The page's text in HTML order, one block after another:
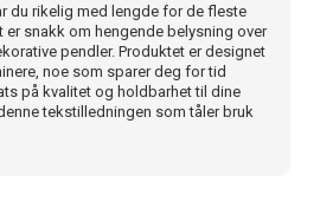
du rikelig med lengde for de fleste
er snakk om hengende belysning over
pendler. Produktet er designet
noe som sparer deg for tid
på kvalitet og holdbarhet til dine
tekstilledningen som tåler bruk